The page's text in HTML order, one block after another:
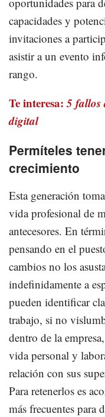
capacidades y
invitaciones a
asistir a un evento
rango.
Te interesa:5 fallos
digital
Permíteles
crecimiento
Esta generación
vida profesional de
antecesores. En
pensando en el
cambios no los
indefinidamente a
pueden identificar
trabajo, si no
dentro de la
vida personal y
relación con sus
Para retenerlos es
más frecuentes